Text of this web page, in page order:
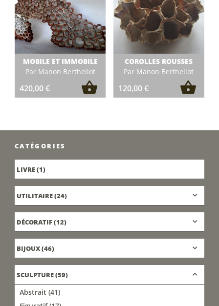
MOBILE ET IMMOBILE
Par Manon Berthellot
420,00€
COROLLES ROUSSES
Par Manon Berthellot
120,00€
CATÉGORIES
LIVRE(1)
UTILITAIRE(24)
DÉCORATIF(12)
BIJOUX(46)
SCULPTURE(59)
Abstrait (41)